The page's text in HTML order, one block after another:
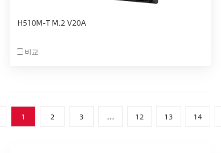
H510M-T M.2 V20A
비교
1 2 3 ... 12 13 14